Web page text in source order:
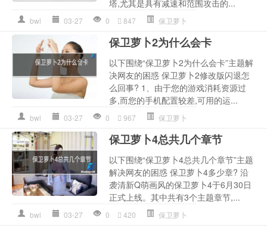
塔,尤其是具有减速和范围攻击的...
bwl 03-27 0 847 保卫萝卜
保卫萝卜2为什么会卡
以下围绕“保卫萝卜2为什么会卡”主题解
决网友的困惑 保卫萝卜2修改版闪退怎
么回事? 1、由于您的游戏消耗资源过
多,而您的手机配置较差,可用的运...
bwl 03-27 0 967 保卫萝卜
保卫萝卜4总共几个章节
以下围绕“保卫萝卜4总共几个章节”主题
解决网友的困惑 保卫萝卜4多少章? 沿
袭清新Q萌画风的保卫萝卜4于6月30日
正式上线。其中共有3个主题章节,...
bwl 03-27 0 420 保卫萝卜